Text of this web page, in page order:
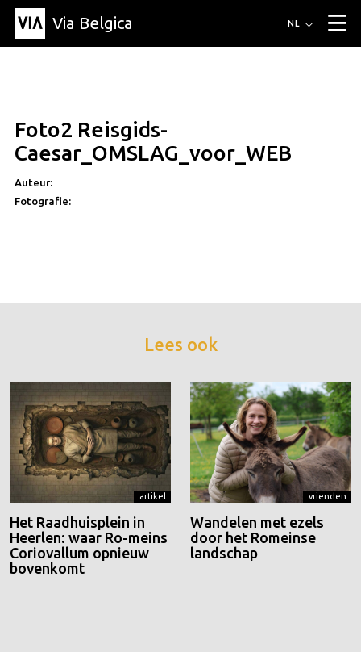
Via Belgica ▼
Artikel
Educatie
Recept
Vrienden
Over Via Belgica
NL
Foto2 Reisgids-
Caesar_OMSLAG_voor_WEB
Auteur:
Fotografie:
Lees ook
artikel
Het Raadhuisplein in
Heerlen: waar Ro-meins
Coriovallum opnieuw
bovenkomt
vrienden
Wandelen met ezels
door het Romeinse
landschap